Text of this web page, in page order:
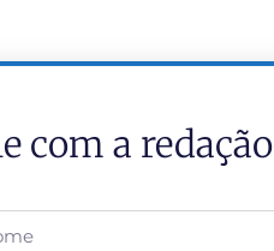
com a redação